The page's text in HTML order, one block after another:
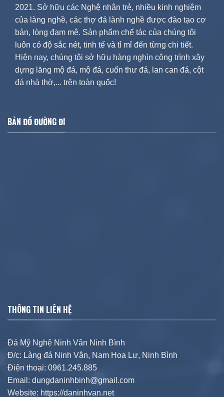
2021. Sở hữu các Nghệ nhân trẻ, nhiều kinh nghiệm
của làng nghề, các thợ đá lành nghề được đào tạo cơ
bản, lòng đam mê. Sản phẩm chế tác của chúng tôi
luôn có độ sắc nét, tinh tế và tỉ mỉ đến từng chi tiết.
Hiện nay, chúng tôi sở hữu hàng nghìn công trình xây
dựng lăng mộ đá, mộ đá, cuốn thư đá, lan can đá, cột
đá nhà thờ,... trên toàn quốc!
BẢN ĐỒ ĐƯỜNG ĐI
THÔNG TIN LIÊN HỆ
Đá Mỹ Nghệ Ninh Vân Ninh Bình
Đ/c: Làng đá Ninh Vân, Nam Hoa Lư, Ninh Bình
Điện thoại: 0961.245.885
Email: dungdaninhbinh@gmail.com
Website: https://daninhvan.net